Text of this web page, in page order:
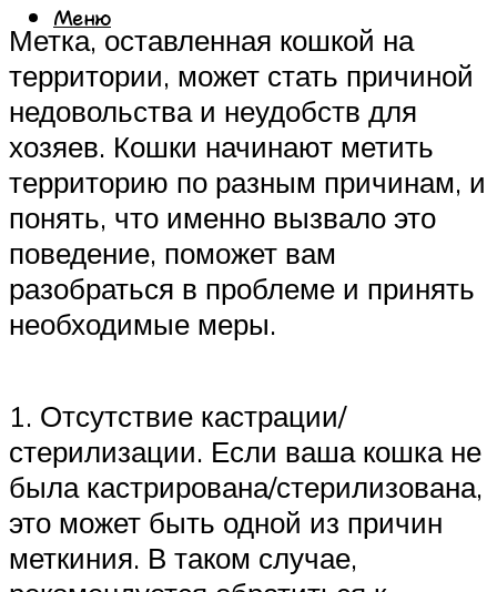
Меню
Метка, оставленная кошкой на
территории, может стать причиной
недовольства и неудобств для
хозяев. Кошки начинают метить
территорию по разным причинам, и
понять, что именно вызвало это
поведение, поможет вам
разобраться в проблеме и принять
необходимые меры.
1. Отсутствие кастрации/
стерилизации. Если ваша кошка не
была кастрирована/стерилизована,
это может быть одной из причин
меткиния. В таком случае,